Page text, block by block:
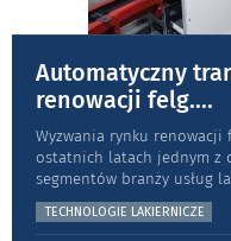
Automatyczny
renowacji felg....
Wyzwania rynku renowacji
ostatnich latach jednym z
segmentów branży usług
TECHNOLOGIE LAKIERNICZE